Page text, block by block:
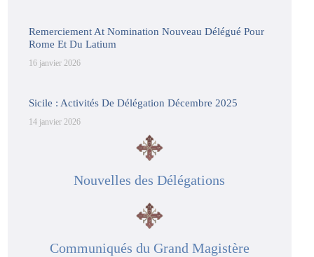
Remerciement At Nomination Nouveau Délégué Pour
Rome Et Du Latium
16 janvier 2026
Sicile : Activités De Délégation Décembre 2025
14 janvier 2026
Nouvelles des Délégations
Communiqués du Grand Magistère